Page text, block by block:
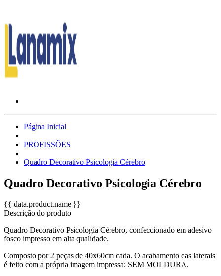
Página Inicial
PROFISSÕES
Quadro Decorativo Psicologia Cérebro
Quadro Decorativo Psicologia Cérebro
{{ data.product.name }}
Descrição do produto
Quadro Decorativo Psicologia Cérebro, confeccionado em adesivo
fosco impresso em alta qualidade.
Composto por 2 peças de 40x60cm cada. O acabamento das laterais
é feito com a própria imagem impressa; SEM MOLDURA.